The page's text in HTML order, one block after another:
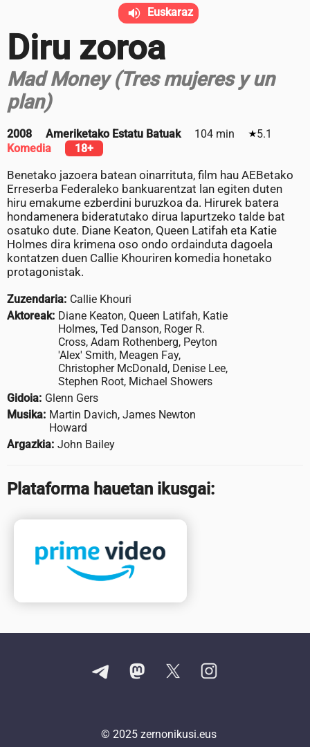
Diru zoroa
Mad Money (Tres mujeres y un
plan)
2008 Ameriketako Estatu Batuak 104 min
5.1
Komedia
18+
Benetako jazoera batean oinarrituta, film hau AEBetako
Erreserba Federaleko bankuarentzat lan egiten duten
hiru emakume ezberdini buruzkoa da. Hirurek batera
hondamenera bideratutako dirua lapurtzeko talde bat
osatuko dute. Diane Keaton, Queen Latifah eta Katie
Holmes dira krimena oso ondo ordainduta dagoela
kontatzen duen Callie Khouriren komedia honetako
protagonistak.
Zuzendaria: Callie Khouri
Aktoreak: Diane Keaton, Queen Latifah, Katie
Holmes, Ted Danson, Roger R.
Cross, Adam Rothenberg, Peyton
'Alex' Smith, Meagen Fay,
Christopher McDonald, Denise Lee,
Stephen Root, Michael Showers
Gidoia: Glenn Gers
Musika: Martin Davich, James Newton
Howard
Argazkia: John Bailey
Plataforma hauetan ikusgai:
Euskaraz
© 2025 zernonikusi.eus